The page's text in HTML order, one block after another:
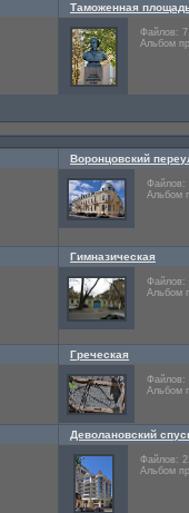
Таможенная
Файлов:
Альбом
Воронцовский
Файлов:
Альбом
Гимназическая
Файлов:
Альбом
Греческая
Файлов:
Альбом
Деволановский
Файлов:
Альбом